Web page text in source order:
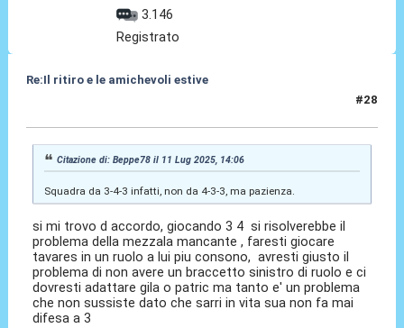
3.146
Registrato
Re:Il ritiro e le amichevoli estive
#28
Citazione di: Beppe78 il 11 Lug 2025, 14:06
Squadra da 3-4-3 infatti, non da 4-3-3, ma pazienza.
si mi trovo d accordo, giocando 3 4 si risolverebbe il
problema della mezzala mancante , faresti giocare
tavares in un ruolo a lui piu consono, avresti giusto il
problema di non avere un braccetto sinistro di ruolo e ci
dovresti adattare gila o patric ma tanto e' un problema
che non sussiste dato che sarri in vita sua non fa mai
difesa a 3